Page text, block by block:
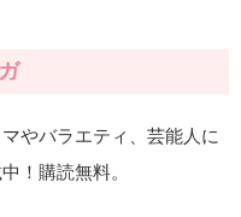
やバラエティ、芸能人に
！購読無料。